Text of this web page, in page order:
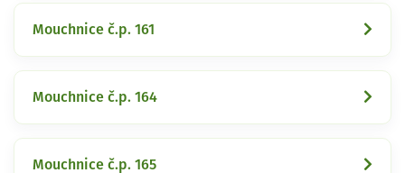
Mouchnice č.p. 161
Mouchnice č.p. 164
Mouchnice č.p. 165